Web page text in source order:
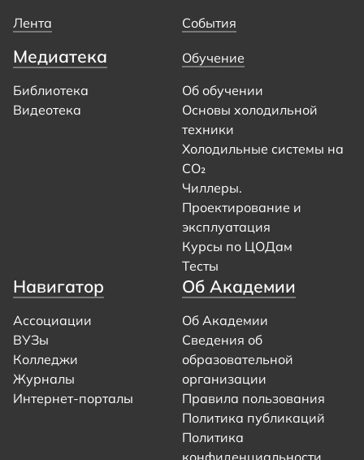
Лента События
Медиатека
Библиотека
Видеотека
Обучение
Об обучении
Основы холодильной
техники
Холодильные системы на
CO₂
Чиллеры.
Проектирование и
эксплуатация
Курсы по ЦОДам
Тесты
Навигатор
Ассоциации
ВУЗы
Колледжи
Журналы
Интернет-порталы
Об Академии
Об Академии
Сведения об
образовательной
организации
Правила пользования
Политика публикаций
Политика
конфиденциальности